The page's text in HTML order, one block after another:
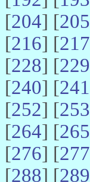
[204] [205
[216] [217
[228] [229
[240] [241
[252] [253
[264] [265
[276] [277
[288] [289